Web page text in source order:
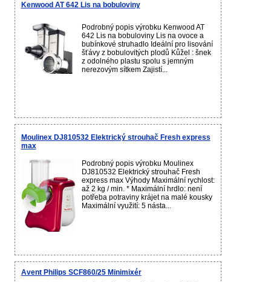
Kenwood AT 642 Lis na bobuloviny
Podrobný popis výrobku Kenwood AT
642 Lis na bobuloviny Lis na ovoce a
bubínkové struhadlo Ideální pro lisování
šťávy z bobulovitých plodů Kůžel : šnek
z odolného plastu spolu s jemným
nerezovým sítkem Zajistí...
Moulinex DJ810532 Elektrický strouhač Fresh express
max
Podrobný popis výrobku Moulinex
DJ810532 Elektrický strouhač Fresh
express max Výhody Maximální rychlost:
až 2 kg / min. * Maximální hrdlo: není
potřeba potraviny krájet na malé kousky
Maximální využití: 5 násta...
Avent Philips SCF860/25 Minimixér